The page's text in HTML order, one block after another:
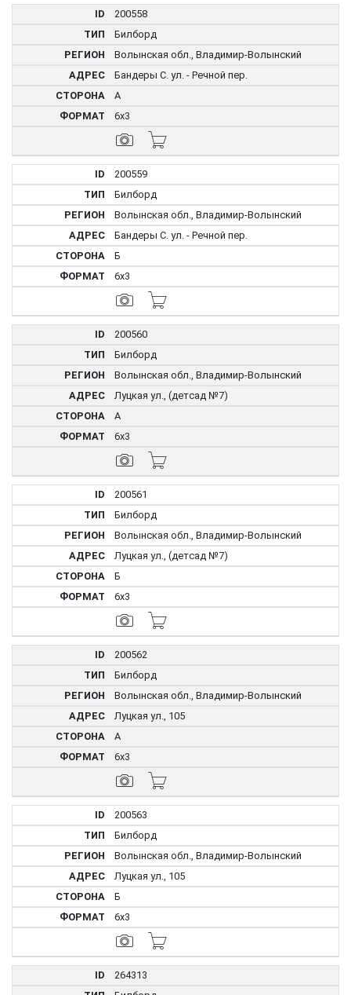
200558
Билборд
Волынская обл., Владимир-Волынский
Бандеры С. ул. - Речной пер.
А
6x3
200559
Билборд
Волынская обл., Владимир-Волынский
Бандеры С. ул. - Речной пер.
Б
6x3
200560
Билборд
Волынская обл., Владимир-Волынский
Луцкая ул., (детсад №7)
А
6x3
200561
Билборд
Волынская обл., Владимир-Волынский
Луцкая ул., (детсад №7)
Б
6x3
200562
Билборд
Волынская обл., Владимир-Волынский
Луцкая ул., 105
А
6x3
200563
Билборд
Волынская обл., Владимир-Волынский
Луцкая ул., 105
Б
6x3
264313